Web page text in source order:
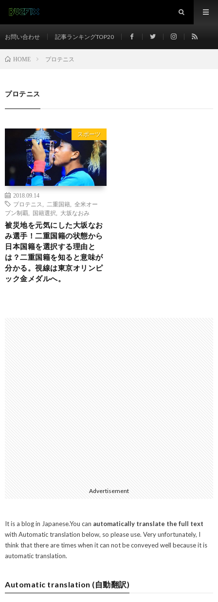
お問い合わせ 記事ランキングTOP20
HOME プロテニス
プロテニス
スポーツ
2018.09.14
プロテニス
二重国籍
全米オー
プン制覇
国籍選択 大坂なおみ
被災地を元気にした大坂なお
み選手！二重国籍の状態から
日本国籍を選択する理由と
は？二重国籍を知ると意味が
分かる。視線は東京オリンピ
ック金メダルへ。
Advertisement
It is a blog in Japanese.You can automatically translate the full text
with Automatic translation below, so please use. Very unfortunately, I
think that there are times when it can not be conveyed well because it is
automatic translation.
Automatic translation (自動翻訳)